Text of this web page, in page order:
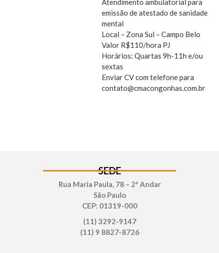
Atendimento ambulatorial para
emissão de atestado de sanidade
mental
Local – Zona Sul – Campo Belo
Valor R$110/hora PJ
Horários: Quartas 9h-11h e/ou
sextas
Enviar CV com telefone para
contato@cmacongonhas.com.br
SEDE
Rua Maria Paula, 78 – 2º Andar
São Paulo
CEP: 01319-000
(11) 3292-9147
(11) 9 8827-8726